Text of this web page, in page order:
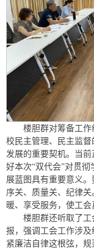
楼胆群对筹备工作
校民主管理、民主监
发展的重要契机。当
好本次“双代会”对贯
展蓝图具有重要意义
序关、质量关、纪律
暖、享受服务，使工
楼胆群还听取了工
报，强调工会工作涉
紧廉洁自律这根弦，规